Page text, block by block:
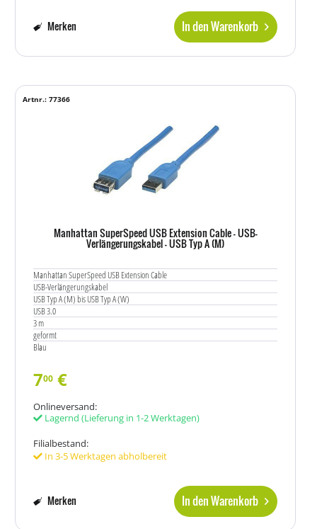
In den Warenkorb
Merken
Manhattan SuperSpeed USB Extension Cable - USB-
Verlängerungskabel - USB Typ A (M)
Manhattan SuperSpeed USB Extension Cable
USB-Verlängerungskabel
USB Typ A (M) bis USB Typ A (W)
USB 3.0
3 m
geformt
Blau
Artnr.: 77366
700 €
Onlineversand:
Lagernd (Lieferung in 1-2 Werktagen)
Filialbestand:
In 3-5 Werktagen abholbereit
In den Warenkorb
Merken